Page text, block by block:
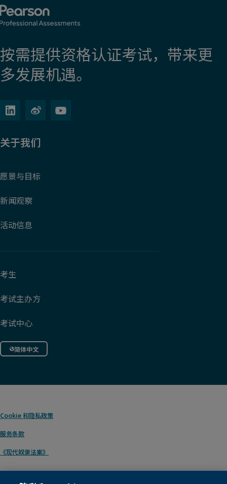
按需提供资格认证考试，带来更
多发展机遇。
关于我们
愿景与目标
新闻观察
活动信息
考生
考试主办方
考试中心
简体中文
Cookie和隐私政策
服务条款
《现代奴隶法案》